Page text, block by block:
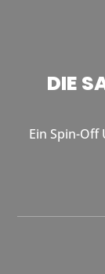
DIE
Ein Spin-